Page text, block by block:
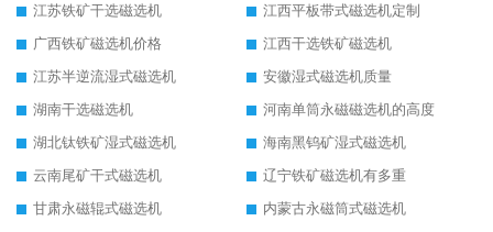
江苏铁矿干选磁选机
江西平板带式磁选机定制
广西铁矿磁选机价格
江西干选铁矿磁选机
江苏半逆流湿式磁选机
安徽湿式磁选机质量
湖南干选磁选机
河南单筒永磁磁选机的高度
湖北钛铁矿湿式磁选机
海南黑钨矿湿式磁选机
云南尾矿干式磁选机
辽宁铁矿磁选机有多重
甘肃永磁辊式磁选机
内蒙古永磁筒式磁选机